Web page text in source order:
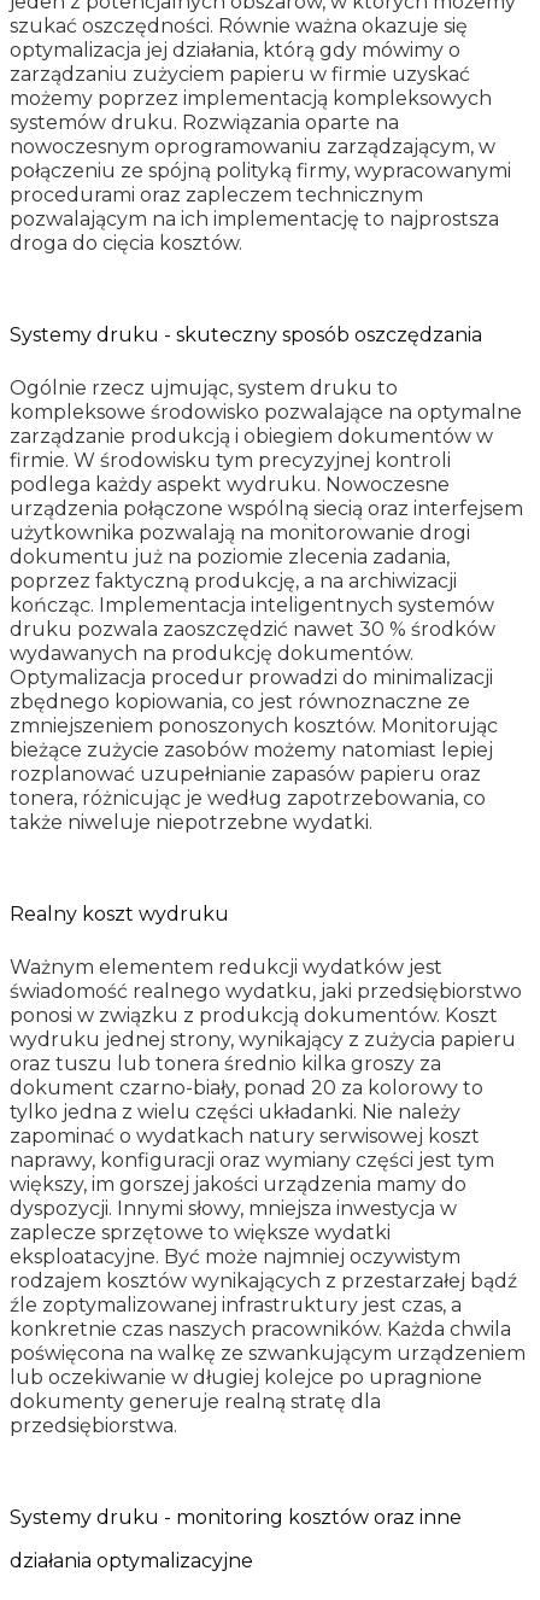
szukać oszczędności. Równie ważna okazuje się
optymalizacja jej działania, którą gdy mówimy o
zarządzaniu zużyciem papieru w firmie uzyskać
możemy poprzez implementacją kompleksowych
systemów druku. Rozwiązania oparte na
nowoczesnym oprogramowaniu zarządzającym, w
połączeniu ze spójną polityką firmy, wypracowanymi
procedurami oraz zapleczem technicznym
pozwalającym na ich implementację to najprostsza
droga do cięcia kosztów.
Systemy druku - skuteczny sposób oszczędzania
Ogólnie rzecz ujmując, system druku to
kompleksowe środowisko pozwalające na optymalne
zarządzanie produkcją i obiegiem dokumentów w
firmie. W środowisku tym precyzyjnej kontroli
podlega każdy aspekt wydruku. Nowoczesne
urządzenia połączone wspólną siecią oraz interfejsem
użytkownika pozwalają na monitorowanie drogi
dokumentu już na poziomie zlecenia zadania,
poprzez faktyczną produkcję, a na archiwizacji
kończąc. Implementacja inteligentnych systemów
druku pozwala zaoszczędzić nawet 30 % środków
wydawanych na produkcję dokumentów.
Optymalizacja procedur prowadzi do minimalizacji
zbędnego kopiowania, co jest równoznaczne ze
zmniejszeniem ponoszonych kosztów. Monitorując
bieżące zużycie zasobów możemy natomiast lepiej
rozplanować uzupełnianie zapasów papieru oraz
tonera, różnicując je według zapotrzebowania, co
także niweluje niepotrzebne wydatki.
Realny koszt wydruku
Ważnym elementem redukcji wydatków jest
świadomość realnego wydatku, jaki przedsiębiorstwo
ponosi w związku z produkcją dokumentów. Koszt
wydruku jednej strony, wynikający z zużycia papieru
oraz tuszu lub tonera średnio kilka groszy za
dokument czarno-biały, ponad 20 za kolorowy to
tylko jedna z wielu części układanki. Nie należy
zapominać o wydatkach natury serwisowej koszt
naprawy, konfiguracji oraz wymiany części jest tym
większy, im gorszej jakości urządzenia mamy do
dyspozycji. Innymi słowy, mniejsza inwestycja w
zaplecze sprzętowe to większe wydatki
eksploatacyjne. Być może najmniej oczywistym
rodzajem kosztów wynikających z przestarzałej bądź
źle zoptymalizowanej infrastruktury jest czas, a
konkretnie czas naszych pracowników. Każda chwila
poświęcona na walkę ze szwankującym urządzeniem
lub oczekiwanie w długiej kolejce po upragnione
dokumenty generuje realną stratę dla
przedsiębiorstwa.
Systemy druku - monitoring kosztów oraz inne
działania optymalizacyjne